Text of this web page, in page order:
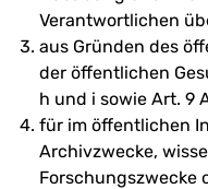
Verantwortlichen
aus Gründen des
der öffentlichen
h und i sowie Art. 9
für im öffentlichen
Archivzwecke,
Forschungszwecke